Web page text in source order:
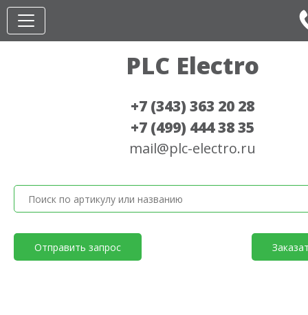
PLC Electro
+7 (343) 363 20 28
+7 (499) 444 38 35
mail@plc-electro.ru
Отправить запрос